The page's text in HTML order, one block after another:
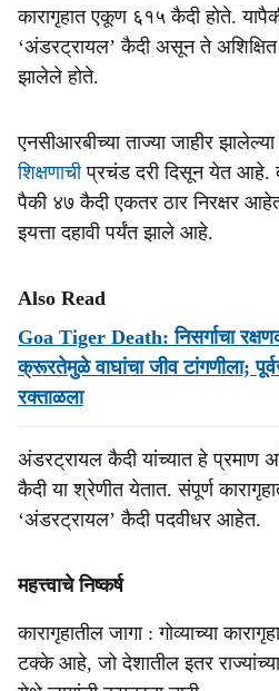
कारागृहात एकूण ६१५ कैदी होते.
‘अंडरट्रायल’ कैदी असून ते अशिक्षित
झालेले होते.
एनसीआरबीच्या ताज्या जाहीर
शिक्षणाचीप्रचंड दरी दिसून येत आहे.
पैकी ४७ कैदी एकतर ठार निरक्षर
इयत्ता दहावी पर्यंत झाले आहे.
Also Read
Goa Tiger Death: निसर्गाचा
क्रूरतेमुळे वाघांचा जीव टांगणीला;
रक्ताळला
अंडरट्रायल कैदी यांच्यात हे
कैदी या श्रेणीत येतात. संपूर्ण
‘अंडरट्रायल’ कैदी पदवीधर आहेत.
महत्त्वाचे निष्कर्ष
कारागृहातील जागा : गोव्याच्या
टक्के आहे, जो देशातील इतर